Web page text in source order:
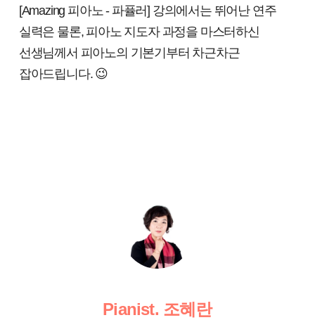
[Amazing 피아노 - 파퓰러] 강의에서는 뛰어난 연주
실력은 물론, 피아노 지도자 과정을 마스터하신
선생님께서 피아노의 기본기부터 차근차근
잡아드립니다. 😉
Pianist. 조혜란